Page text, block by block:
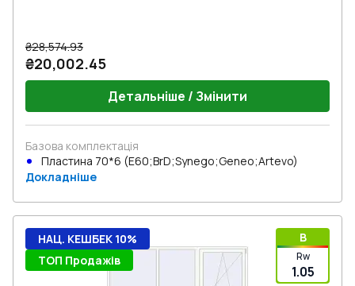
₴28,574.93
₴20,002.45
Детальніше / Змінити
Базова комплектація
Пластина 70*6 (E60;BrD;Synego;Geneo;Artevo)
Докладніше
B
Rw
1.05
НАЦ. КЕШБЕК 10%
ТОП Продажів